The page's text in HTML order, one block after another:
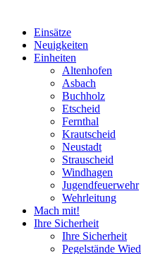
Einsätze
Neuigkeiten
Einheiten
Altenhofen
Asbach
Buchholz
Etscheid
Fernthal
Krautscheid
Neustadt
Strauscheid
Windhagen
Jugendfeuerwehr
Wehrleitung
Mach mit!
Ihre Sicherheit
Ihre Sicherheit
Pegelstände Wied